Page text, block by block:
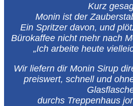
Kurz
Monin ist der
Ein Spritzer davon, und
Bürokaffee nicht mehr nach
„Ich arbeite heute
Wir liefern dir Monin Sirup
preiswert, schnell und
durchs Treppenhaus